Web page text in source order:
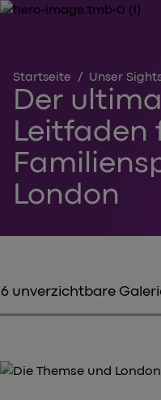
Startseite / Unser
Der
Leitfaden
London
6 unverzichtbare